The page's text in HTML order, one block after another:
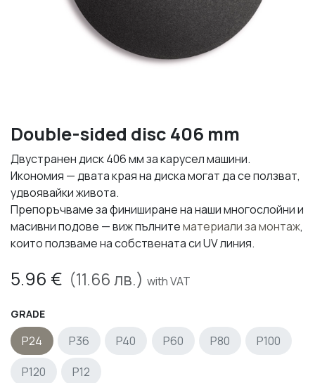
Double-sided disc 406 mm
Двустранен диск 406 мм за карусел машини.
Икономия — двата края на диска могат да се ползват,
удвоявайки живота.
Препоръчваме за финиширане на наши многослойни и
масивни подове — виж пълнитематериали за монтаж,
които ползваме на собствената си UV линия.
5.96 € (11.66лв.) with VAT
GRADE
P24 P36 P40 P60 P80
P100
P120
P12